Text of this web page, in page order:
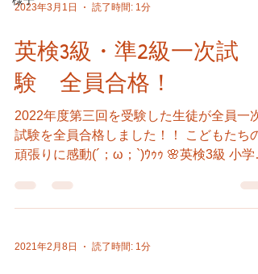
2023年3月1日 読了時間: 1分
英検3級・準2級一次試
験 全員合格！
2022年度第三回を受験した生徒が全員一次
試験を全員合格しました！！ こどもたちの
頑張りに感動(´；ω；`)ｳｩｩ 🌸英検3級 小学5
🌸英検準2級 中学1年生 1名 中学2年生 4
名 高校1年生 1名...
2021年2月8日 読了時間: 1分